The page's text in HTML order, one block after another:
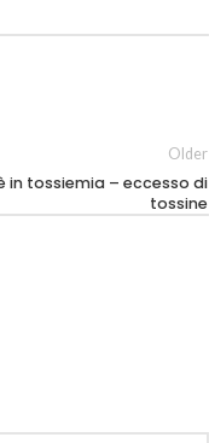
Older
in tossiemia – eccesso di
tossine